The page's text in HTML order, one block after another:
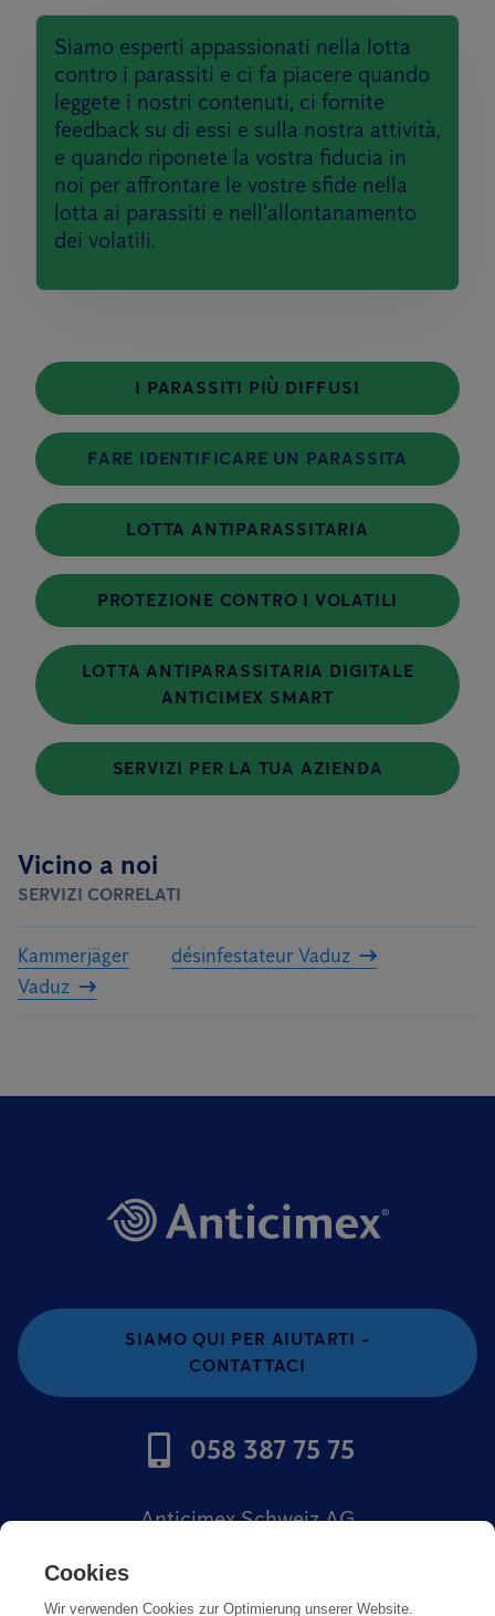
Siamo esperti appassionati nella lotta
contro i parassiti e ci fa piacere quando
leggete i nostri contenuti, ci fornite
feedback su di essi e sulla nostra attività,
e quando riponete la vostra fiducia in
noi per affrontare le vostre sfide nella
lotta ai parassiti e nell'allontanamento
dei volatili.
I PARASSITI PIÙ DIFFUSI
FARE IDENTIFICARE UN PARASSITA
LOTTA ANTIPARASSITARIA
PROTEZIONE CONTRO I VOLATILI
LOTTA ANTIPARASSITARIA DIGITALE
ANTICIMEX SMART
SERVIZI PER LA TUA AZIENDA
Vicino a noi
SERVIZI CORRELATI
Kammerjäger
Vaduz
désinfestateur Vaduz
SIAMO QUI PER AIUTARTI -
CONTATTACI
058 387 75 75
Anticimex Schweiz AG
Cookies
Wir verwenden Cookies zur Optimierung unserer Website.